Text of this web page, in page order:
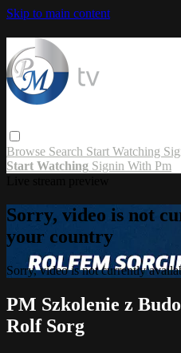
Skip to main content
Browse Search Start Watching
Start Watching Signin With Pm
Sorry, video is not
your country
Sorry, video is not currently
PM Szkolenie z
Rolf Sorg